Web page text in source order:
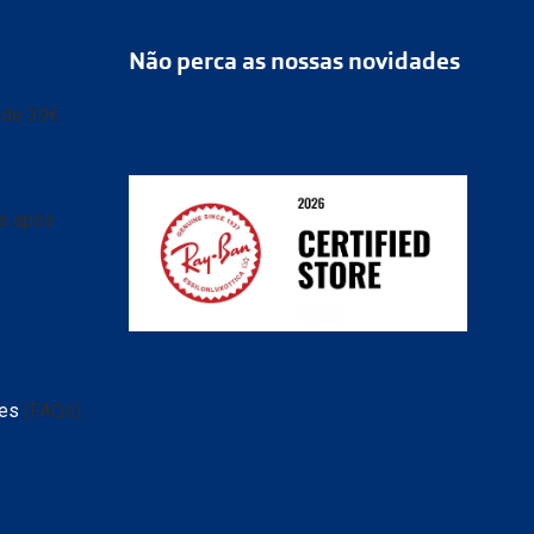
de
39€
após
(FAQs)
Não perca as nossas novidades